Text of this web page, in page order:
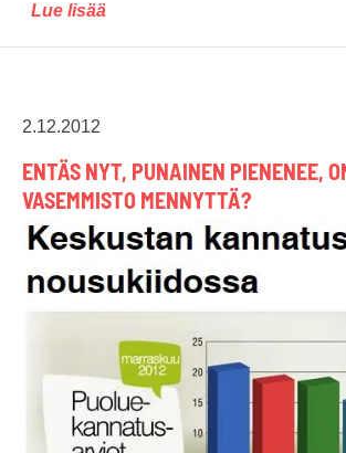
Lue lisää
2.12.2012
ENTÄS NYT, PUNAINEN PIENENEE,
VASEMMISTO MENNYTTÄ?